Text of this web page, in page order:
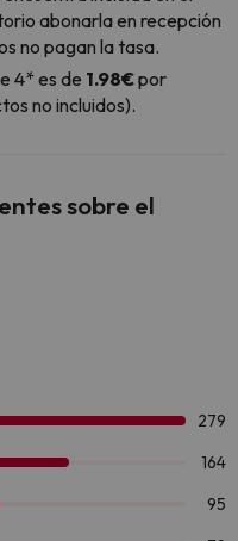
abonarla en recepción
no pagan la tasa.
4* es de 1.98€por
no incluidos).
sobre el